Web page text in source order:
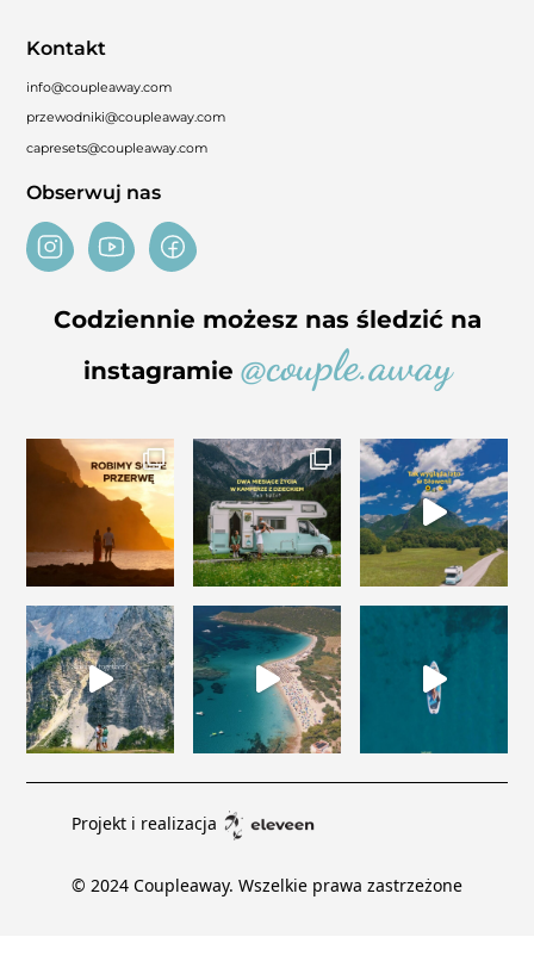
Kontakt
info@coupleaway.com
przewodniki@coupleaway.com
capresets@coupleaway.com
Obserwuj nas
Codziennie możesz nas śledzić na
instagramie @couple.away
© 2024 Coupleaway. Wszelkie prawa zastrzeżone
Projekt i realizacja